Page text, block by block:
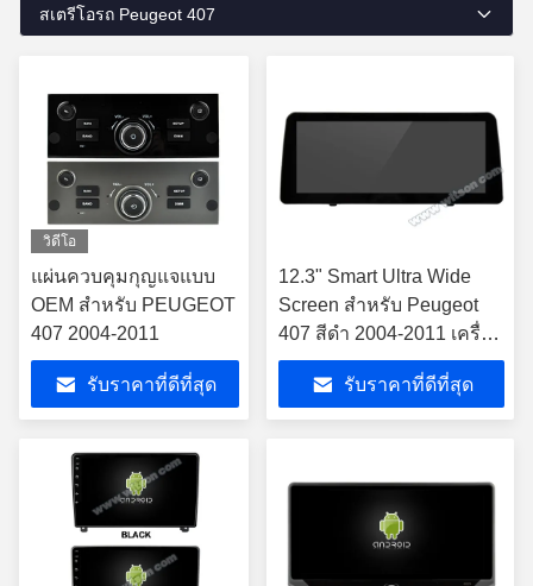
สเตรีโอรถ Peugeot 407
วิดีโอ
แผ่นควบคุมกุญแจแบบ
OEM สําหรับ PEUGEOT
407 2004-2011
รับราคาที่ดีที่สุด
12.3" Smart Ultra Wide
Screen สําหรับ Peugeot
407 สีดํา 2004-2011 เครื่อง
เล่นสเตเรียรถยนต์
รับราคาที่ดีที่สุด